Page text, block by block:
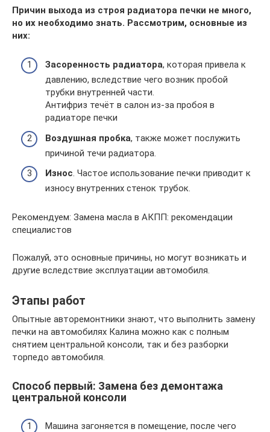
Причин выхода из строя радиатора печки не много,
но их необходимо знать. Рассмотрим, основные из
них:
Засоренность радиатора, которая привела к
давлению, вследствие чего возник пробой
трубки внутренней части.
Антифриз течёт в салон из-за пробоя в
радиаторе печки
Воздушная пробка, также может послужить
причиной течи радиатора.
Износ. Частое использование печки приводит к
износу внутренних стенок трубок.
Рекомендуем: Замена масла в АКПП: рекомендации
специалистов
Пожалуй, это основные причины, но могут возникать и
другие вследствие эксплуатации автомобиля.
Этапы работ
Опытные авторемонтники знают, что выполнить замену
печки на автомобилях Калина можно как с полным
снятием центральной консоли, так и без разборки
торпедо автомобиля.
Способ первый: Замена без демонтажа
центральной консоли
Машина загоняется в помещение, после чего